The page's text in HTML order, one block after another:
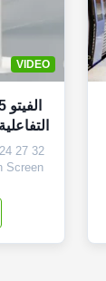
VIDEO
27 32
Screen
with